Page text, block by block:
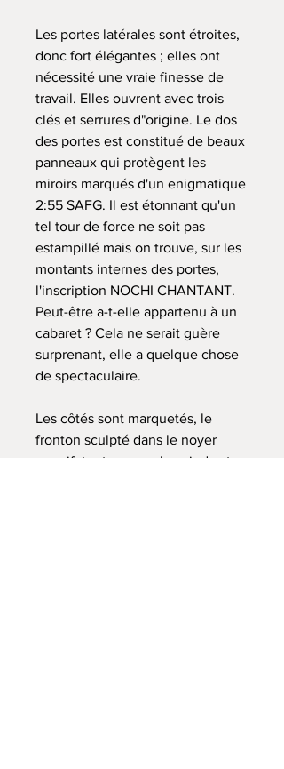
Les portes latérales sont étroites,
donc fort élégantes ; elles ont
nécessité une vraie finesse de
travail. Elles ouvrent avec trois
clés et serrures d"origine. Le dos
des portes est constitué de beaux
panneaux qui protègent les
miroirs marqués d'un enigmatique
2:55 SAFG. Il est étonnant qu'un
tel tour de force ne soit pas
estampillé mais on trouve, sur les
montants internes des portes,
l'inscription NOCHI CHANTANT.
Peut-être a-t-elle appartenu à un
cabaret ? Cela ne serait guère
surprenant, elle a quelque chose
de spectaculaire.
Les côtés sont marquetés, le
fronton sculpté dans le noyer
massif, tout comme les pieds et